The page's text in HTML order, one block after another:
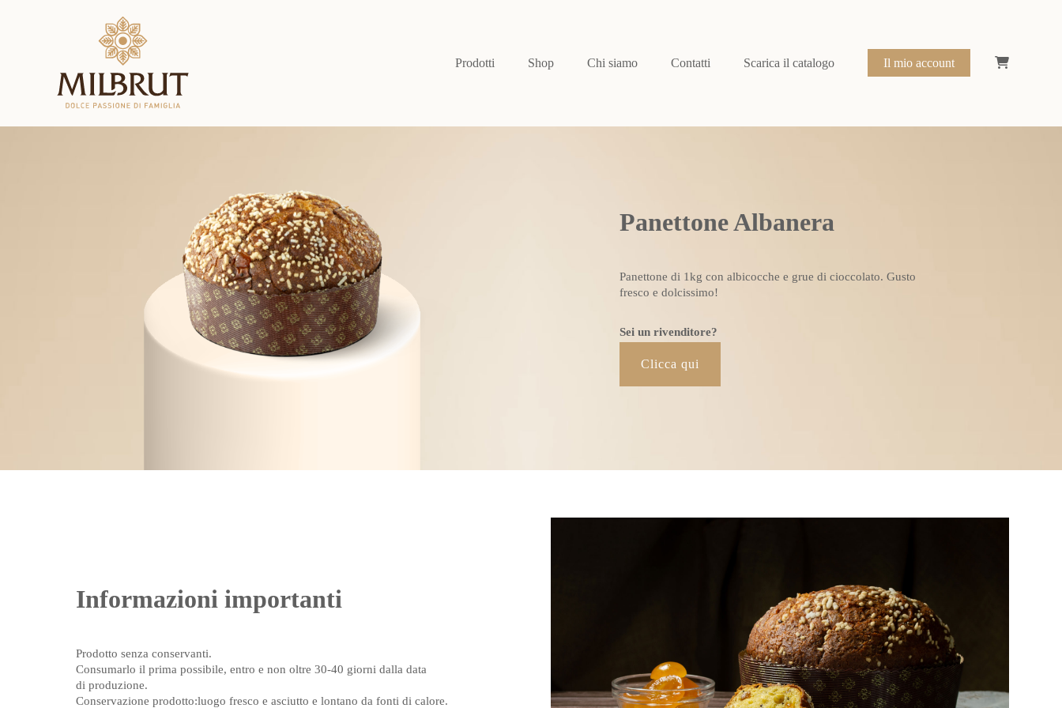
Prodotti Shop Chi siamo Contatti Scarica il catalogo Il mio account
Panettone Albanera
Panettone di 1kg con albicocche e grue di cioccolato. Gusto
fresco e dolcissimo!
Sei un rivenditore?
Clicca qui
Informazioni importanti
Prodotto senza conservanti.
Consumarlo il prima possibile, entro e non oltre 30-40 giorni dalla data
di produzione.
Conservazione prodotto:luogo fresco e asciutto e lontano da fonti di calore.